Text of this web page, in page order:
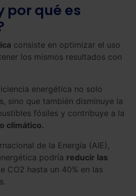
por qué es
consiste en optimizar el uso
los mismos resultados con
energética no solo
sino que también disminuye la
fósiles y contribuye a la
climático.
de la Energía (AIE),
podría reducir las
CO2 hasta un 40% en las